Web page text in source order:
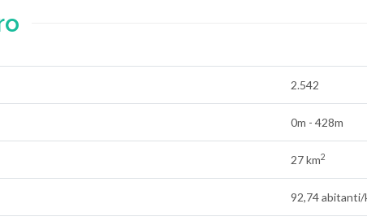
2.542
0m - 428m
27 km2
92,74 abitanti/